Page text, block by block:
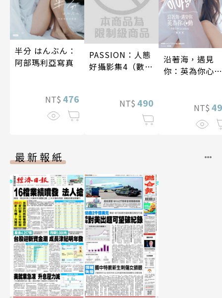
半分 はんぶん：
阿部瑪利亞寫真
NT$ 476
PASSION：人態
好攝影集4（數位
NT$ 490
沿著海，遇見
你：英為你心動
NT$
最新報紙